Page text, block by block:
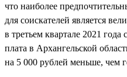
что наиболее
для соискателей является
в третьем квартале 2021 года
плата в Архангельской
на 5 000 рублей меньше, чем